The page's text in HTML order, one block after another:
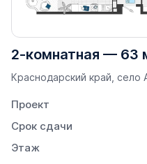
2-комнатная — 63
Краснодарский край, село
Проект
Срок сдачи
Этаж